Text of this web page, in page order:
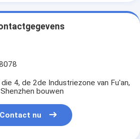
4, de 2de Industriezone van Fu'an,
bouwen
Contact nu